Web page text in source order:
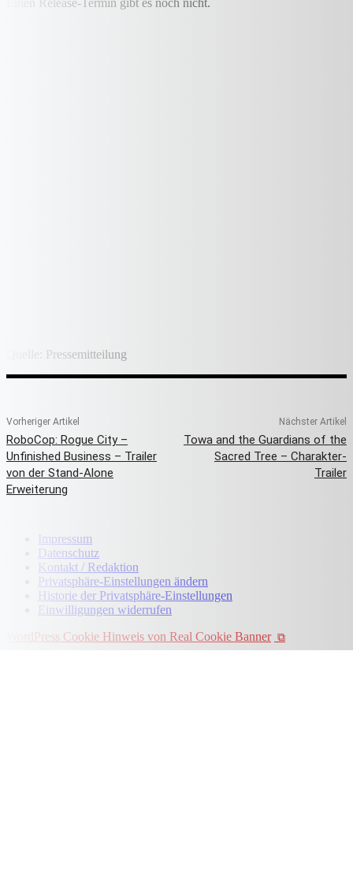
Einen Release-Termin gibt es noch nicht.
Quelle: Pressemitteilung
Vorheriger Artikel
RoboCop: Rogue City –
Unfinished Business – Trailer
von der Stand-Alone
Erweiterung
Nächster Artikel
Towa and the Guardians of the
Sacred Tree – Charakter-
Trailer
Impressum
Datenschutz
Kontakt / Redaktion
Privatsphäre-Einstellungen ändern
Historie der Privatsphäre-Einstellungen
Einwilligungen widerrufen
WordPress Cookie Hinweis von Real Cookie Banner